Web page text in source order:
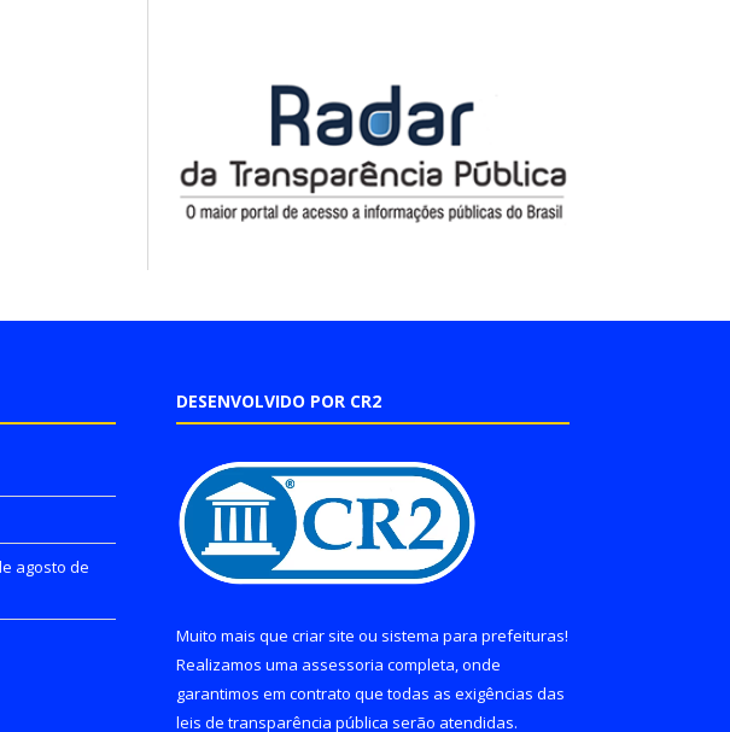
agosto de
DESENVOLVIDO POR CR2
Muito mais que criar site ou sistema para prefeituras!
Realizamos uma assessoria completa, onde
garantimos em contrato que todas as exigências das
leis de transparência pública serão atendidas.